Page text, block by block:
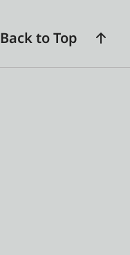
Back to Top